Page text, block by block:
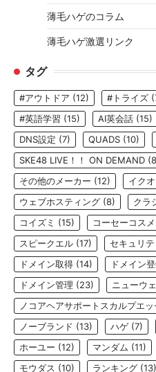
薄毛ハゲのコラム
薄毛ハゲ激選リンク
タグ
#アウトドア (12) #トライズ
#英語学習 (15) AI英会話 (15)
DNS設定 (7) QUADS (10)
SKE48 LIVE！！ ON DEMAND
その他のメーカー (12) イク
ウェブホスティング (8) クラ
コイズミ (15) コーセーコス
スピークエル (17) セキュリテ
ドメイン取得 (14) ドメイン
ドメイン管理 (23) ニューウ
ノコアヘアサポートスカルプエッ
ノーブランド (13) ハゲ (7)
ホーユー (12) マンダム (11)
モウダス (10) ランキング (13)